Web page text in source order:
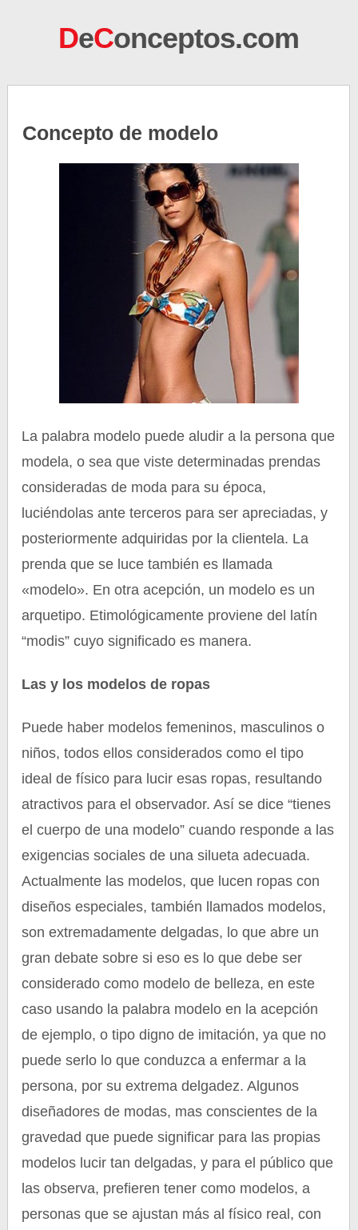
DeConceptos.com
Concepto de modelo
La palabra modelo puede aludir a la persona que
modela, o sea que viste determinadas prendas
consideradas de moda para su época,
luciéndolas ante terceros para ser apreciadas, y
posteriormente adquiridas por la clientela. La
prenda que se luce también es llamada
«modelo». En otra acepción, un modelo es un
arquetipo. Etimológicamente proviene del latín
“modis” cuyo significado es manera.
Las y los modelos de ropas
Puede haber modelos femeninos, masculinos o
niños, todos ellos considerados como el tipo
ideal de físico para lucir esas ropas, resultando
atractivos para el observador. Así se dice “tienes
el cuerpo de una modelo” cuando responde a las
exigencias sociales de una silueta adecuada.
Actualmente las modelos, que lucen ropas con
diseños especiales, también llamados modelos,
son extremadamente delgadas, lo que abre un
gran debate sobre si eso es lo que debe ser
considerado como modelo de belleza, en este
caso usando la palabra modelo en la acepción
de ejemplo, o tipo digno de imitación, ya que no
puede serlo lo que conduzca a enfermar a la
persona, por su extrema delgadez. Algunos
diseñadores de modas, mas conscientes de la
gravedad que puede significar para las propias
modelos lucir tan delgadas, y para el público que
las observa, prefieren tener como modelos, a
personas que se ajustan más al físico real, con